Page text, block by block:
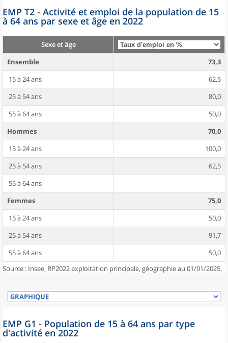
EMP T2 - Activité et emploi de la population de 15
à 64 ans par sexe et âge en 2022
Sexe et âge
Ensemble
73,3
15 à 24 ans
62,5
25 à 54 ans
80,0
55 à 64 ans
50,0
Hommes
70,0
15 à 24 ans
100,0
25 à 54 ans
62,5
55 à 64 ans
Femmes
75,0
15 à 24 ans
50,0
25 à 54 ans
91,7
55 à 64 ans
50,0
Source : Insee, RP2022 exploitation principale, géographie au 01/01/2025.
EMP G1 - Population de 15 à 64 ans par type
d'activité en 2022